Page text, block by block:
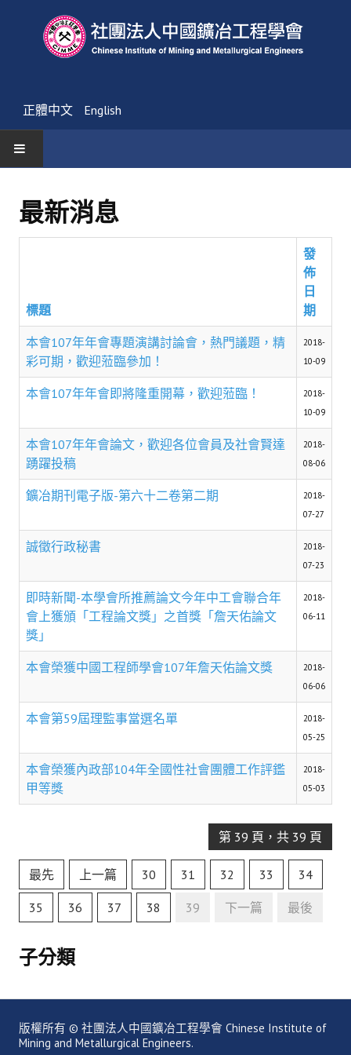
正體中文 English
最新消息
學會簡介
理事長的話
學會會史
學會會址沿革
學會組織與架構
理監事會
現任學會職員錄
重要章則
盧善棟獎學金評選辦法
鑛冶論文獎初選作業細則
鑛冶論文獎複審作業細則
傑出服務貢獻獎設置辦法
場地租借管理辦法
會員代表選舉辦法
追憶盧善棟前理事長
學會獎項
最新消息
標題
發
佈
日
期
本會107年年會專題演講討論會，熱門議題，精
彩可期，歡迎蒞臨參加！
2018-
10-09
本會107年年會即將隆重開幕，歡迎蒞臨！
2018-
10-09
本會107年年會論文，歡迎各位會員及社會賢達
踴躍投稿
2018-
08-06
鑛冶期刊電子版-第六十二卷第二期
2018-
07-27
誠徵行政秘書
2018-
07-23
即時新聞-本學會所推薦論文今年中工會聯合年
會上獲頒「工程論文獎」之首獎「詹天佑論文
獎」
2018-
06-11
本會榮獲中國工程師學會107年詹天佑論文獎
2018-
06-06
本會第59屆理監事當選名單
2018-
05-25
本會榮獲內政部104年全國性社會團體工作評鑑
甲等獎
2018-
05-03
第 39 頁，共 39 頁
最先 上一篇 30 31 32 33 34
35 36 37 38 39 下一篇 最後
子分類
版權所有 © 社團法人中國鑛冶工程學會 Chinese Institute of
Mining and Metallurgical Engineers.